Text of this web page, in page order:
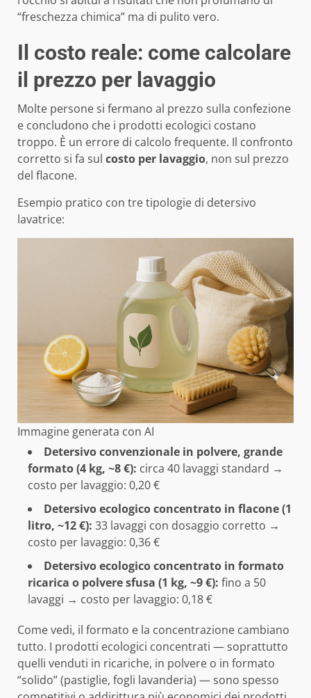
“freschezza chimica” ma di pulito vero.
Il costo reale: come calcolare
il prezzo per lavaggio
Molte persone si fermano al prezzo sulla confezione
e concludono che i prodotti ecologici costano
troppo. È un errore di calcolo frequente. Il confronto
corretto si fa sul costo per lavaggio, non sul prezzo
del flacone.
Esempio pratico con tre tipologie di detersivo
lavatrice:
Immagine generata con AI
Detersivo convenzionale in polvere, grande
formato (4 kg, ~8 €): circa 40 lavaggi standard →
costo per lavaggio: 0,20 €
Detersivo ecologico concentrato in flacone (1
litro, ~12 €): 33 lavaggi con dosaggio corretto →
costo per lavaggio: 0,36 €
Detersivo ecologico concentrato in formato
ricarica o polvere sfusa (1 kg, ~9 €): fino a 50
lavaggi → costo per lavaggio: 0,18 €
Come vedi, il formato e la concentrazione cambiano
tutto. I prodotti ecologici concentrati — soprattutto
quelli venduti in ricariche, in polvere o in formato
“solido” (pastiglie, fogli lavanderia) — sono spesso